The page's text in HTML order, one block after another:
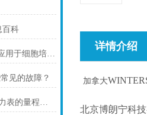
百科
hamilton进样针广泛应用于细胞培养、药物注射以及基因编辑等实验中
见的故障？
分享一下EN837-1压力表的量程选择要点
详情介绍
加拿大
北京博朗宁科